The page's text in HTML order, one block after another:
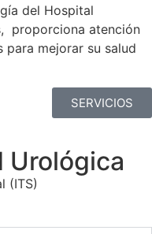
del Hospital
proporciona atención
mejorar su salud
SERVICIOS
Urológica
(ITS)